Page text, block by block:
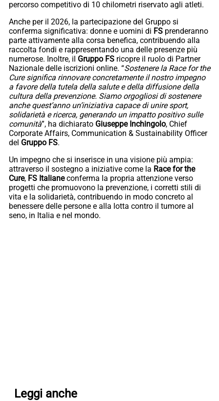
percorso competitivo di 10 chilometri riservato agli atleti.
Anche per il 2026, la partecipazione del Gruppo si
conferma significativa: donne e uomini di FS prenderanno
parte attivamente alla corsa benefica, contribuendo alla
raccolta fondi e rappresentando una delle presenze più
numerose. Inoltre, il Gruppo FS ricopre il ruolo di Partner
Nazionale delle iscrizioni online. “Sostenere la Race for the
Cure significa rinnovare concretamente il nostro impegno
a favore della tutela della salute e della diffusione della
cultura della prevenzione. Siamo orgogliosi di sostenere
anche quest’anno un’iniziativa capace di unire sport,
solidarietà e ricerca, generando un impatto positivo sulle
comunità”, ha dichiarato Giuseppe Inchingolo, Chief
Corporate Affairs, Communication & Sustainability Officer
del Gruppo FS.
Un impegno che si inserisce in una visione più ampia:
attraverso il sostegno a iniziative come la Race for the
Cure, FS Italianeconferma la propria attenzione verso
progetti che promuovono la prevenzione, i corretti stili di
vita e la solidarietà, contribuendo in modo concreto al
benessere delle persone e alla lotta contro il tumore al
seno, in Italia e nel mondo.
Leggi anche